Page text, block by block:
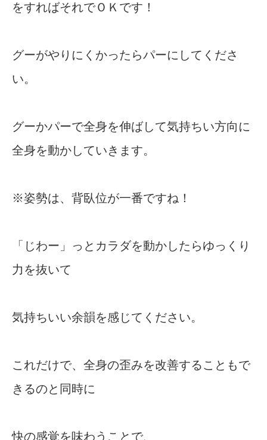
をすればそれでＯＫです！
グーがやりにくかったらパーにしてくださ
い。
グーかパーで全身を伸ばして気持ちい方向に
全身を動かしていきます。
※姿勢は、背臥位が一番ですね！
「じわー」っとカラダを動かしたらゆっくり
力を抜いて
気持ちいい余韻を感じてください。
これだけで、全身の歪みを改善することもで
きるのと同時に
快の感覚を味わうことで、